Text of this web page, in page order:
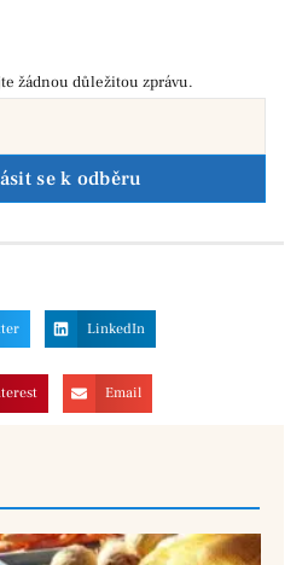
žádnou důležitou zprávu.
se k odběru
LinkedIn
Email